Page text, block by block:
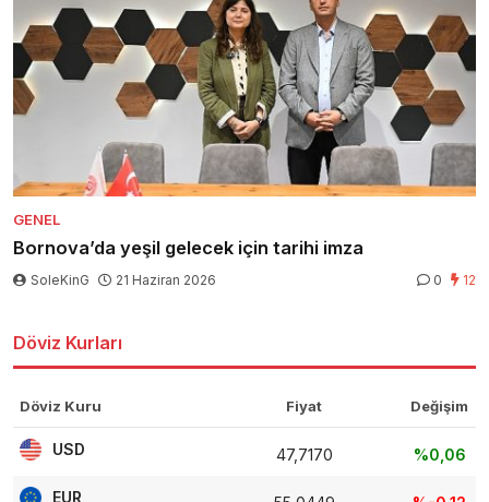
GENEL
Bornova’da yeşil gelecek için tarihi imza
SoleKinG 21 Haziran 2026 0 12
Döviz Kurları
Döviz Kuru Fiyat Değişim
USD 47,7170 %0,06
EUR